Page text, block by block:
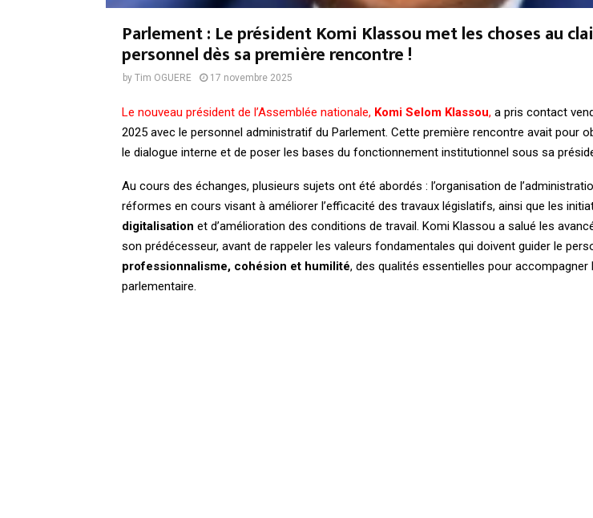
Parlement : Le président Komi Klassou met les choses au
personnel dès sa première rencontre !
by Tim OGUERE 17 novembre 2025
Le nouveau président de l’Assemblée nationale, Komi Selom Klassou, a pris contact
2025 avec le personnel administratif du Parlement. Cette première rencontre avait pour
le dialogue interne et de poser les bases du fonctionnement institutionnel sous sa
Au cours des échanges, plusieurs sujets ont été abordés : l’organisation de
réformes en cours visant à améliorer l’efficacité des travaux législatifs, ainsi que les
digitalisation et d’amélioration des conditions de travail. Komi Klassou a salué les
son prédécesseur, avant de rappeler les valeurs fondamentales qui doivent guider le
professionnalisme, cohésion et humilité, des qualités essentielles pour accompagner
parlementaire.